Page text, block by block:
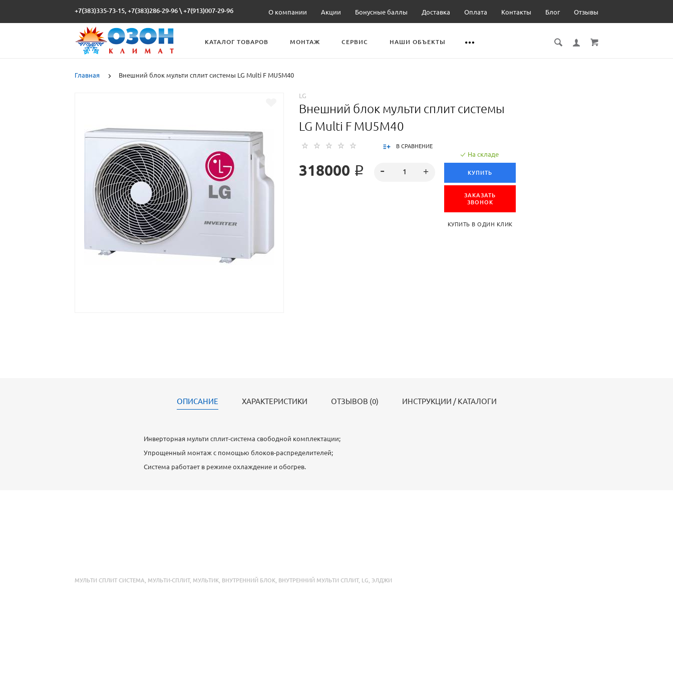
+7(383)335-73-15, +7(383)286-29-96 \+7(913)007-29-96 О компании Акции Бонусные баллы Доставка Оплата Контакты Блог Отзывы
КАТАЛОГ ТОВАРОВ МОНТАЖ СЕРВИС НАШИ ОБЪЕКТЫ
Главная Внешний блок мульти сплит системы LG Multi F MU5M40
LG
Внешний блок мульти сплит системы
LG Multi F MU5M40
В СРАВНЕНИЕ
318000 ₽
На складе
КУПИТЬ
ЗАКАЗАТЬ
ЗВОНОК
КУПИТЬ В ОДИН КЛИК
ОПИСАНИЕ ХАРАКТЕРИСТИКИ ОТЗЫВОВ (0) ИНСТРУКЦИИ / КАТАЛОГИ
Инверторная мульти сплит-система свободной комплектации;
Упрощенный монтаж с помощью блоков-распределителей;
Система работает в режиме охлаждение и обогрев.
МУЛЬТИ СПЛИТ СИСТЕМА МУЛЬТИ-СПЛИТ, МУЛЬТИК ВНУТРЕННИЙ БЛОК ВНУТРЕННИЙ МУЛЬТИ СПЛИТ, LG ,ЭЛДЖИ